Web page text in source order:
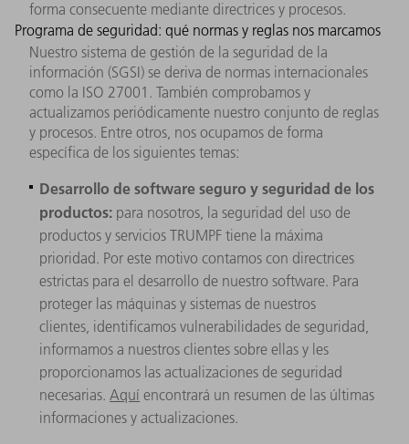
forma consecuente mediante directrices y procesos.
Programa de seguridad: qué normas y reglas nos marcamos
Nuestro sistema de gestión de la seguridad de la
información (SGSI) se deriva de normas internacionales
como la ISO 27001. También comprobamos y
actualizamos periódicamente nuestro conjunto de reglas
y procesos. Entre otros, nos ocupamos de forma
específica de los siguientes temas:
Desarrollo de software seguro y seguridad de los
productos: para nosotros, la seguridad del uso de
productos y servicios TRUMPF tiene la máxima
prioridad. Por este motivo contamos con directrices
estrictas para el desarrollo de nuestro software. Para
proteger las máquinas y sistemas de nuestros
clientes, identificamos vulnerabilidades de seguridad,
informamos a nuestros clientes sobre ellas y les
proporcionamos las actualizaciones de seguridad
necesarias. Aquí encontrará un resumen de las últimas
informaciones y actualizaciones.